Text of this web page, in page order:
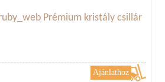
Prémium kristály csillár